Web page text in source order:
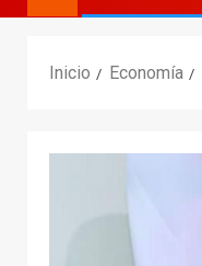
Inicio Economía